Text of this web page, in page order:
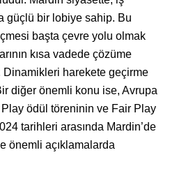
güçlü bir lobiye sahip. Bu
başta çevre yolu olmak
kısa vadede çözüme
Dinamikleri harekete geçirme
diğer önemli konu ise, Avrupa
ödül töreninin ve Fair Play
tarihleri arasında Mardin’de
önemli açıklamalarda